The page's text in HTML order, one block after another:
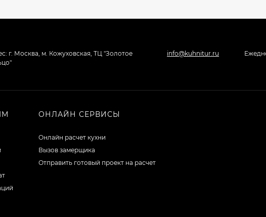
г. Москва, м. Кожуховская, ТЦ "Золотое
info@kuhnitur.ru
ОНЛАЙН СЕРВИСЫ
Онлайн расчет кухни
Вызов замерщика
Отправить готовый проект на расчет